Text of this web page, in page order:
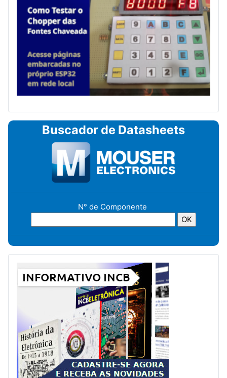
Buscador de Datasheets
N° de Componente